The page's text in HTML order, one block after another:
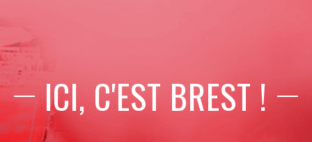
ICI, C'EST BREST !